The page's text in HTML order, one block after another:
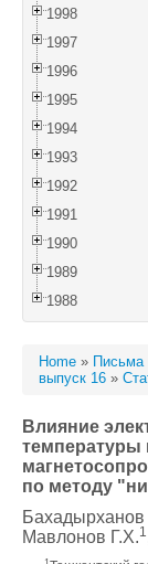
1998
1997
1996
1995
1994
1993
1992
1991
1990
1989
1988
Home » Письма
выпуск 16 »
Влияние
температуры
по методу
Мавлонов Г.Х.1